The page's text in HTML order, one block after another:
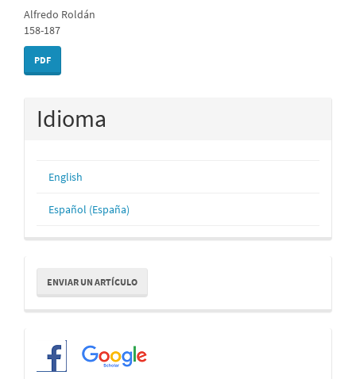
Alfredo Roldán
158-187
PDF
Idioma
English
Español (España)
Enviar
un
artículo
ENVIAR UN ARTÍCULO
Redes